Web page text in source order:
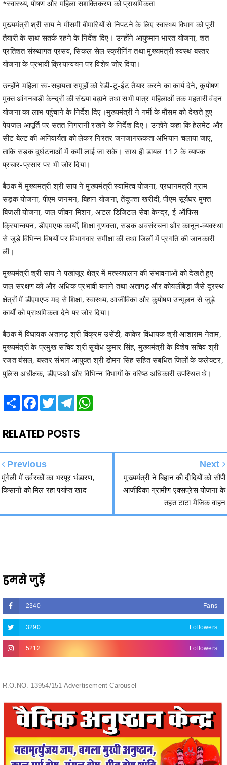
तैयारी के साथ सतर्क रहने के निर्देश दिए। उन्होंने आयुष्मान भारत योजना, शत-
प्रतिशत संस्थागत प्रसव, सिकल सेल स्क्रीनिंग तथा मुख्यमंत्री स्वस्थ बस्तर
योजना के प्रभावी क्रियान्वयन पर विशेष जोर दिया।
उन्होंने महिला स्व-सहायता समूहों को रेडी-टू-ईट तैयार करने का कार्य देने, कुपोषण
मुक्त आंगनबाड़ी केन्द्रों की संख्या बढ़ाने तथा सभी पात्र महिलाओं तक महतारी वंदन
योजना का लाभ पहुंचाने के निर्देश दिए।मुख्यमंत्री ने गर्मी के मौसम को देखते हुए
पेयजल आपूर्ति पर सतत निगरानी रखने के निर्देश दिए। उन्होंने कहा कि हेलमेट और
सीट बेल्ट की अनिवार्यता को लेकर निरंतर जनजागरूकता अभियान चलाया जाए,
ताकि सड़क दुर्घटनाओं में कमी लाई जा सके। साथ ही डायल 112 के व्यापक
प्रचार-प्रसार पर भी जोर दिया।
बैठक में मुख्यमंत्री श्री साय ने मुख्यमंत्री स्वामित्व योजना, प्रधानमंत्री ग्राम
सड़क योजना, पीएम जनमन, बिहान योजना, तेंदूपत्ता खरीदी, पीएम सूर्यघर मुफ्त
बिजली योजना, जल जीवन मिशन, अटल डिजिटल सेवा केन्द्र, ई-ऑफिस
क्रियान्वयन, डीएमएफ कार्यों, शिक्षा गुणवत्ता, सड़क अवसंरचना और कानून-व्यवस्था
से जुड़े विभिन्न विषयों पर विभागवार समीक्षा की तथा जिलों में प्रगति की जानकारी
ली।
मुख्यमंत्री श्री साय ने पखांजूर क्षेत्र में मत्स्यपालन की संभावनाओं को देखते हुए
जल संरक्षण को और अधिक प्रभावी बनाने तथा अंतागढ़ और कोयलीबेड़ा जैसे दूरस्थ
क्षेत्रों में डीएमएफ मद से शिक्षा, स्वास्थ्य, आजीविका और कुपोषण उन्मूलन से जुड़े
कार्यों को प्राथमिकता देने पर जोर दिया।
बैठक में विधायक अंतागढ़ श्री विक्रम उसेंडी, कांकेर विधायक श्री आशाराम नेताम,
मुख्यमंत्री के प्रमुख सचिव श्री सुबोध कुमार सिंह, मुख्यमंत्री के विशेष सचिव श्री
रजत बंसल, बस्तर संभाग आयुक्त श्री डोमन सिंह सहित संबंधित जिलों के कलेक्टर,
पुलिस अधीक्षक, डीएफओ और विभिन्न विभागों के वरिष्ठ अधिकारी उपस्थित थे।
ShareFacebook
TwitterTelegramWhatsApp
RELATED POSTS
Previous
किसानों को मिल रहा पर्याप्त खाद
आजीविका ग्रामीण एक्सप्रेस योजना के
तहत टाटा मैजिक वाहन
2340
3290 Followers
5212 Followers
R.O.NO. 13954/151 Advertisement Carousel